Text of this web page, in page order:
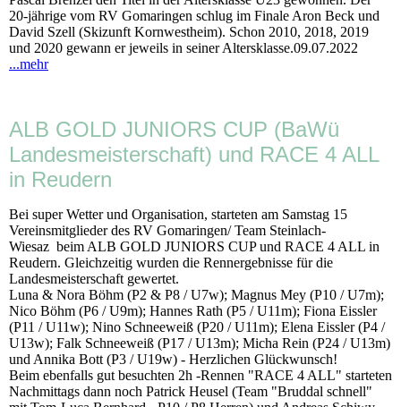
20-jährige vom RV Gomaringen schlug im Finale Aron Beck und
David Szell (Skizunft Kornwestheim). Schon 2010, 2018, 2019
und 2020 gewann er jeweils in seiner Altersklasse.09.07.2022
...mehr
ALB GOLD JUNIORS CUP (BaWü
Landesmeisterschaft) und RACE 4 ALL
in Reudern
Bei super Wetter und Organisation, starteten am Samstag 15
Vereinsmitglieder des RV Gomaringen/ Team Steinlach-
Wiesaz beim ALB GOLD JUNIORS CUP und RACE 4 ALL in
Reudern. Gleichzeitig wurden die Rennergebnisse für die
Landesmeisterschaft gewertet.
Luna & Nora Böhm (P2 & P8 / U7w); Magnus Mey (P10 / U7m);
Nico Böhm (P6 / U9m); Hannes Rath (P5 / U11m); Fiona Eissler
(P11 / U11w); Nino Schneeweiß (P20 / U11m); Elena Eissler (P4 /
U13w); Falk Schneeweiß (P17 / U13m); Micha Rein (P24 / U13m)
und Annika Bott (P3 / U19w) - Herzlichen Glückwunsch!
Beim ebenfalls gut besuchten 2h -Rennen "RACE 4 ALL" starteten
Nachmittags dann noch Patrick Heusel (Team "Bruddal schnell"